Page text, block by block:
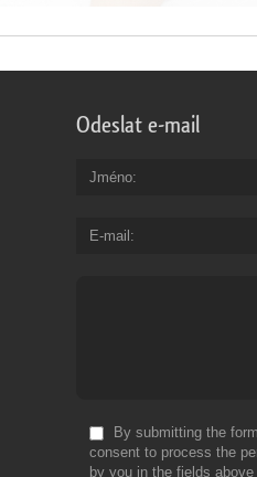
Odeslat e-mail
Jméno
E-mail
By submitting the
consent to process the
by you in the fields